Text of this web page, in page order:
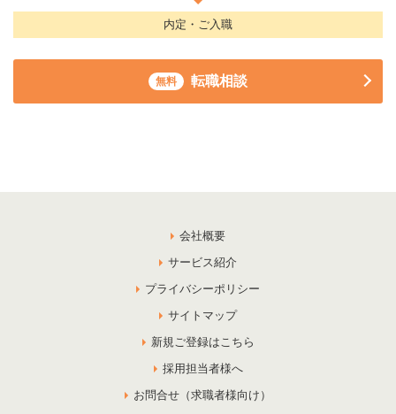
内定・ご入職
無料 転職相談
会社概要
サービス紹介
プライバシーポリシー
サイトマップ
新規ご登録はこちら
採用担当者様へ
お問合せ（求職者様向け）